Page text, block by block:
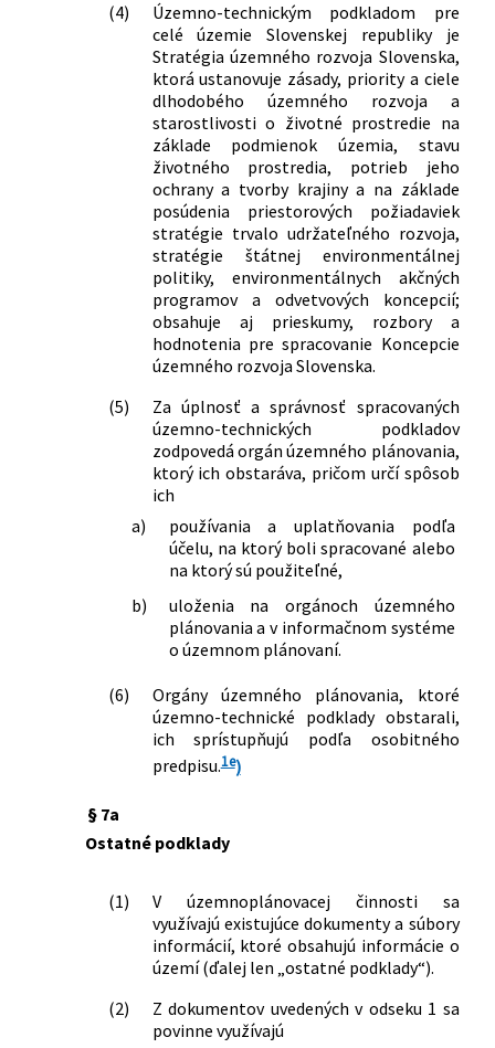
vykonávajú niektoré ustanovenia
stavebného zákona
(4)
Územno-technickým podkladom pre
celé územie Slovenskej republiky je
Stratégia územného rozvoja Slovenska,
ktorá ustanovuje zásady, priority a ciele
dlhodobého územného rozvoja a
starostlivosti o životné prostredie na
základe podmienok územia, stavu
životného prostredia, potrieb jeho
ochrany a tvorby krajiny a na základe
posúdenia priestorových požiadaviek
stratégie trvalo udržateľného rozvoja,
stratégie štátnej environmentálnej
politiky, environmentálnych akčných
programov a odvetvových koncepcií;
obsahuje aj prieskumy, rozbory a
hodnotenia pre spracovanie Koncepcie
územného rozvoja Slovenska.
(5)
Za úplnosť a správnosť spracovaných
územno-technických podkladov
zodpovedá orgán územného plánovania,
ktorý ich obstaráva, pričom určí spôsob
ich
a)
používania a uplatňovania podľa
účelu, na ktorý boli spracované alebo
na ktorý sú použiteľné,
b)
uloženia na orgánoch územného
plánovania a v informačnom systéme
o územnom plánovaní.
(6)
Orgány územného plánovania, ktoré
územno-technické podklady obstarali,
ich sprístupňujú podľa osobitného
predpisu.1e)
§ 7a
Ostatné podklady
(1)
V územnoplánovacej činnosti sa
využívajú existujúce dokumenty a súbory
informácií, ktoré obsahujú informácie o
území (ďalej len „ostatné podklady“).
(2)
Z dokumentov uvedených v odseku 1 sa
povinne využívajú